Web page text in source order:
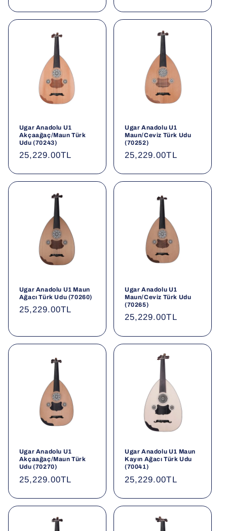
Ugar Anadolu U1
Akçaağaç/Maun Türk
Udu (70243)
Normal
25,229.00TL
Ugar Anadolu U1
Maun/Ceviz Türk Udu
(70252)
Normal
25,229.00TL
Ugar Anadolu U1 Maun
Ağacı Türk Udu (70260)
Normal
25,229.00TL
Ugar Anadolu U1
Maun/Ceviz Türk Udu
(70265)
Normal
25,229.00TL
Ugar Anadolu U1
Akçaağaç/Maun Türk
Udu (70270)
Normal
25,229.00TL
Ugar Anadolu U1 Maun
Kayın Ağacı Türk Udu
(70041)
Normal
25,229.00TL